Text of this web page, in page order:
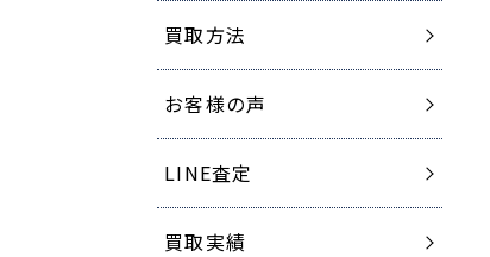
買取方法
お客様の声
LINE査定
買取実績